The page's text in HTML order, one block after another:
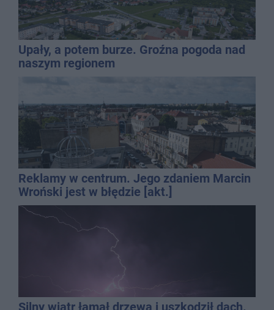
Upały, a potem burze. Groźna pogoda nad
naszym regionem
Reklamy w centrum. Jego zdaniem Marcin
Wroński jest w błędzie [akt.]
Silny wiatr łamał drzewa i uszkodził dach.